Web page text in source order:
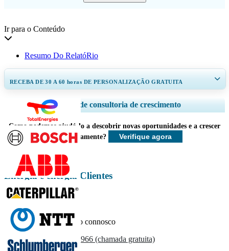
Ir para o Conteúdo
Resumo Do RelatóRio
RECEBA DE 30 A 60 horas DE PERSONALIZAÇÃO GRATUITA
Ampliar a cobertura regional e por país, Análise de segmentos, Perfis de
empresas, Benchmarking competitivo, e insights sobre o usuário final.
Personalizar agora
Serviços de consultoria de crescimento
Como podemos ajudá-lo a descobrir novas oportunidades e a crescer
mais rapidamente?
Verifique agora
Energia e energia Clientes
Entre em contacto connosco
US
+1 833 909 2966 (chamada gratuita)